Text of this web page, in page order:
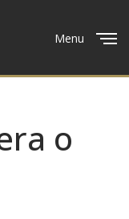
Menu
o